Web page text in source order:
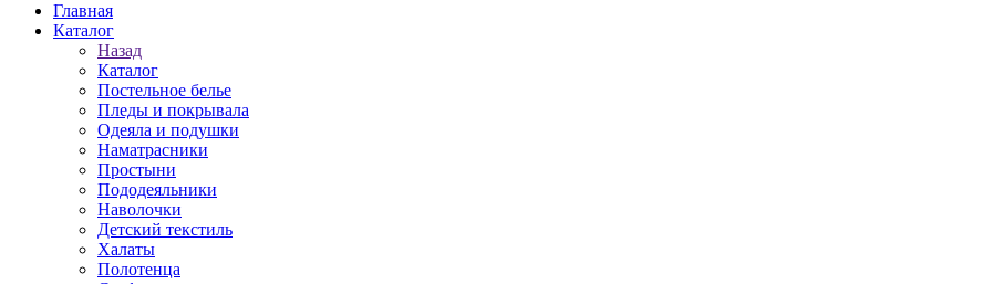
Главная
Каталог
Назад
Каталог
Постельное белье
Пледы и покрывала
Одеяла и подушки
Наматрасники
Простыни
Пододеяльники
Наволочки
Детский текстиль
Халаты
Полотенца